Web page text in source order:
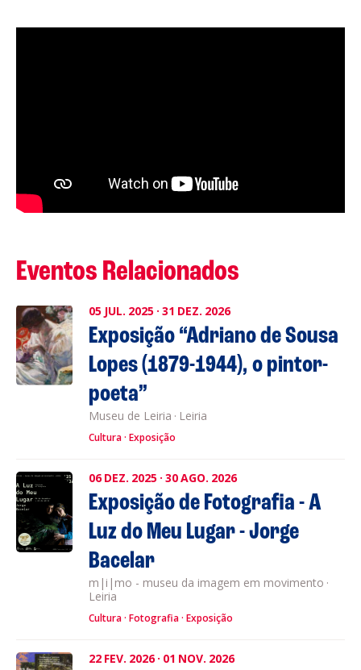
Eventos Relacionados
05 JUL. 2025 · 31 DEZ. 2026
Exposição “Adriano de Sousa
Lopes (1879-1944), o pintor-
poeta”
Museu de Leiria · Leiria
Cultura Exposição
06 DEZ. 2025 · 30AGO. 2026
Exposição de Fotografia - A
Luz do Meu Lugar - Jorge
Bacelar
m|i|mo - museu da imagem em movimento ·
Leiria
Cultura Fotografia Exposição
22 FEV. 2026 · 01 NOV. 2026